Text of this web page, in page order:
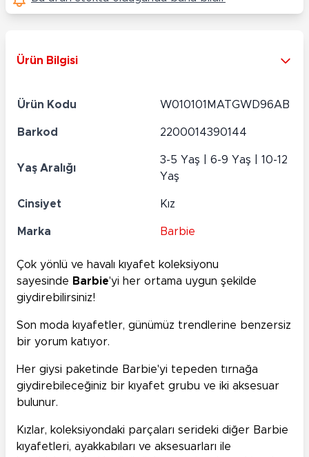
Ürün Bilgisi
Ürün Kodu W010101MATGWD96AB
Barkod 2200014390144
Yaş Aralığı
3-5 Yaş | 6-9 Yaş | 10-12
Yaş
Cinsiyet Kız
Marka Barbie
Çok yönlü ve havalı kıyafet koleksiyonu
sayesinde Barbie'yi her ortama uygun şekilde
giydirebilirsiniz!
Son moda kıyafetler, günümüz trendlerine benzersiz
bir yorum katıyor.
Her giysi paketinde Barbie'yi tepeden tırnağa
giydirebileceğiniz bir kıyafet grubu ve iki aksesuar
bulunur.
Kızlar, koleksiyondaki parçaları serideki diğer Barbie
kıyafetleri, ayakkabıları ve aksesuarları ile